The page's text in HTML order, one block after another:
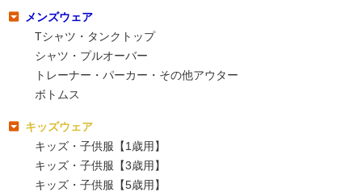
メンズウェア
Tシャツ・タンクトップ
シャツ・プルオーバー
トレーナー・パーカー・その他アウター
ボトムス
キッズウェア
キッズ・子供服【1歳用】
キッズ・子供服【3歳用】
キッズ・子供服【5歳用】